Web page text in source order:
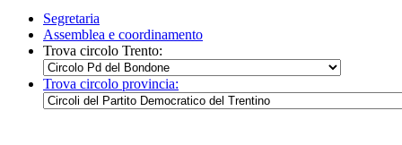
Segretaria
Assemblea e coordinamento
Trova circolo Trento:
Trova circolo provincia: